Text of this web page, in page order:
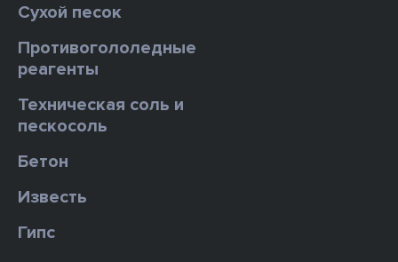
Сухой песок
Противогололедные
реагенты
Техническая соль и
пескосоль
Бетон
Известь
Гипс